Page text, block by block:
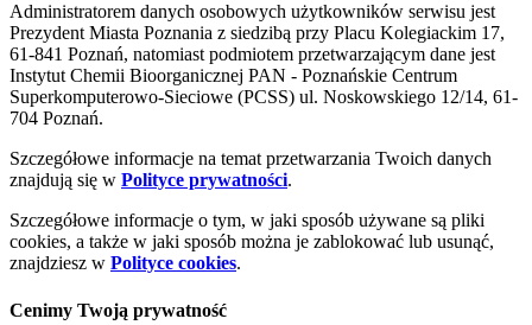
Administratorem danych osobowych użytkowników serwisu jest
Prezydent Miasta Poznania z siedzibą przy Placu Kolegiackim 17,
61-841 Poznań, natomiast podmiotem przetwarzającym dane jest
Instytut Chemii Bioorganicznej PAN - Poznańskie Centrum
Superkomputerowo-Sieciowe (PCSS) ul. Noskowskiego 12/14, 61-
704 Poznań.
Szczegółowe informacje na temat przetwarzania Twoich danych
znajdują się w Polityce prywatności.
Szczegółowe informacje o tym, w jaki sposób używane są pliki
cookies, a także w jaki sposób można je zablokować lub usunąć,
znajdziesz w Polityce cookies.
Cenimy Twoją prywatność